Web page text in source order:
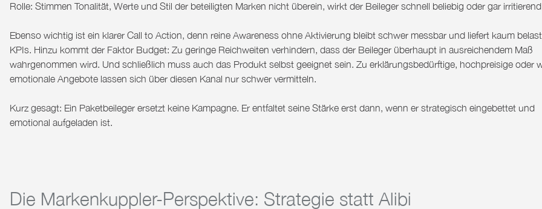
Rolle: Stimmen Tonalität, Werte und Stil der beteiligten Marken nicht überein, wirkt der Beileger schnell beliebig oder gar
Ebenso wichtig ist ein klarer Call to Action, denn reine Awareness ohne Aktivierung bleibt schwer messbar und liefert kaum
KPIs. Hinzu kommt der Faktor Budget: Zu geringe Reichweiten verhindern, dass der Beileger überhaupt in ausreichendem Maß
wahrgenommen wird. Und schließlich muss auch das Produkt selbst geeignet sein. Zu erklärungsbedürftige, hochpreisige oder
emotionale Angebote lassen sich über diesen Kanal nur schwer vermitteln.
Kurz gesagt: Ein Paketbeileger ersetzt keine Kampagne. Er entfaltet seine Stärke erst dann, wenn er strategisch eingebettet und
emotional aufgeladen ist.
Die Markenkuppler-Perspektive: Strategie statt Alibi